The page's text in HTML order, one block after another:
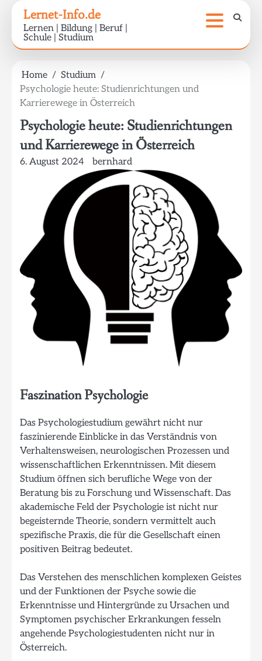
content
Lernet-Info.de
Lernen | Bildung | Beruf |
Schule | Studium
Home
Studium
Psychologie heute: Studienrichtungen und
Karrierewege in Österreich
Psychologie heute: Studienrichtungen
und Karrierewege in Österreich
6. August 2024 bernhard
Faszination Psychologie
Das Psychologiestudium gewährt nicht nur
faszinierende Einblicke in das Verständnis von
Verhaltensweisen, neurologischen Prozessen und
wissenschaftlichen Erkenntnissen. Mit diesem
Studium öffnen sich berufliche Wege von der
Beratung bis zu Forschung und Wissenschaft. Das
akademische Feld der Psychologie ist nicht nur
begeisternde Theorie, sondern vermittelt auch
spezifische Praxis, die für die Gesellschaft einen
positiven Beitrag bedeutet.
Das Verstehen des menschlichen komplexen Geistes
und der Funktionen der Psyche sowie die
Erkenntnisse und Hintergründe zu Ursachen und
Symptomen psychischer Erkrankungen fesseln
angehende Psychologiestudenten nicht nur in
Österreich.